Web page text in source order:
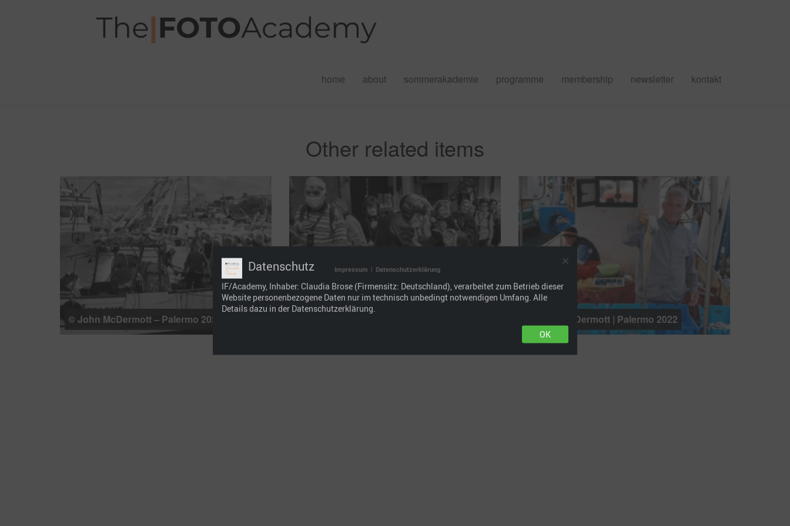
home about sommerakademie programme membership newsletter kontakt
Other related items
© John McDermott – Palermo 2022 © John McDermott | Palermo 2022
Datenschutz Impressum | Datenschutzerklärung
IF/Academy, Inhaber: Claudia Brose (Firmensitz: Deutschland), verarbeitet zum Betrieb dieser
Website personenbezogene Daten nur im technisch unbedingt notwendigen Umfang. Alle
Details dazu in der Datenschutzerklärung.
OK